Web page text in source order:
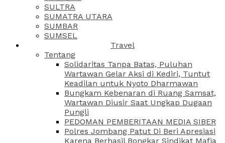
SULTRA
SUMATRA UTARA
SUMBAR
SUMSEL
Travel
Tentang
Solidaritas Tanpa Batas, Puluhan
Wartawan Gelar Aksi di Kediri, Tuntut
Keadilan untuk Nyoto Dharmawan
Bungkam Kebenaran di Ruang Samsat,
Wartawan Diusir Saat Ungkap Dugaan
Pungli
PEDOMAN PEMBERITAAN MEDIA SIBER
Polres Jombang Patut Di Beri Apresiasi
Karena Berhasil Bongkar Sindikat Mafia